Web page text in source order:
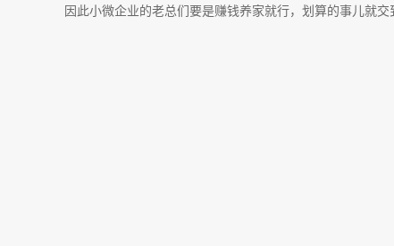
因此小微企业的老总们要是赚钱养家就行，划算的事儿就